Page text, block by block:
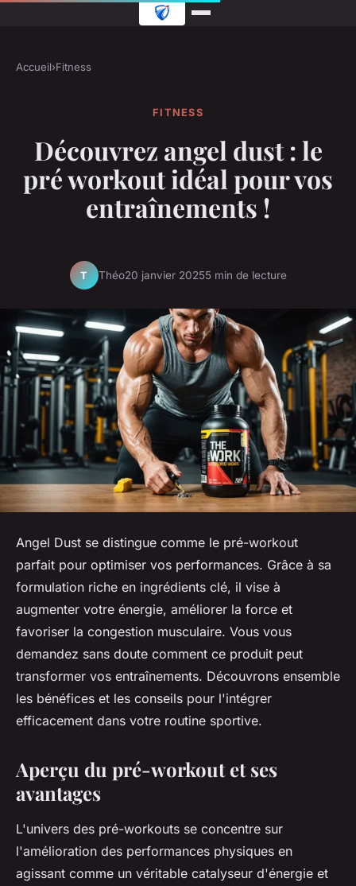
Accueil›Fitness
FITNESS
Découvrez angel dust : le
pré workout idéal pour vos
entraînements !
T Théo20 janvier 20255 min de lecture
Angel Dust se distingue comme le pré-workout
parfait pour optimiser vos performances. Grâce à sa
formulation riche en ingrédients clé, il vise à
augmenter votre énergie, améliorer la force et
favoriser la congestion musculaire. Vous vous
demandez sans doute comment ce produit peut
transformer vos entraînements. Découvrons ensemble
les bénéfices et les conseils pour l'intégrer
efficacement dans votre routine sportive.
Aperçu du pré-workout et ses
avantages
L'univers des pré-workouts se concentre sur
l'amélioration des performances physiques en
agissant comme un véritable catalyseur d'énergie et